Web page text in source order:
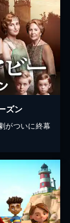
ズン
がついに終幕